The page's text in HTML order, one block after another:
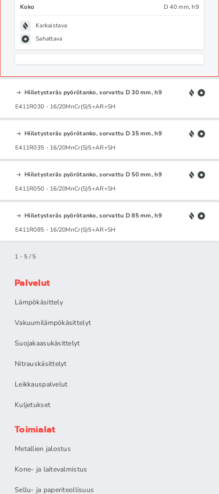
Koko D 40 mm, h9
Karkaistava
Sahattava
Hiiletysteräs pyörötanko, sorvattu D 30 mm, h9
E411R030 - 16/20MnCr(S)5+AR+SH
Hiiletysteräs pyörötanko, sorvattu D 35 mm, h9
E411R035 - 16/20MnCr(S)5+AR+SH
Hiiletysteräs pyörötanko, sorvattu D 50 mm, h9
E411R050 - 16/20MnCr(S)5+AR+SH
Hiiletysteräs pyörötanko, sorvattu D 85 mm, h9
E411R085 - 16/20MnCr(S)5+AR+SH
1 - 5 / 5
Palvelut
Lämpökäsittely
Vakuumilämpökäsittelyt
Suojakaasukäsittelyt
Nitrauskäsittelyt
Leikkauspalvelut
Kuljetukset
Toimialat
Metallien jalostus
Kone- ja laitevalmistus
Sellu- ja paperiteollisuus